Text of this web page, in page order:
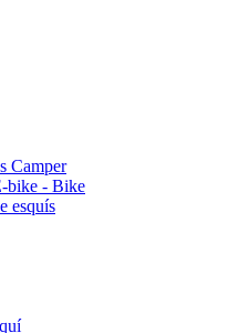
Camper
bike - Bike
esquís